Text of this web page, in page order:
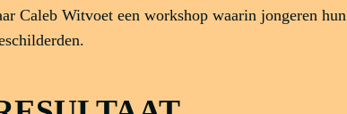
Caleb Witvoet een workshop waarin jongeren hun